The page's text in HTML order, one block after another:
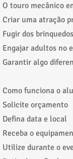
O touro mecânico
Criar uma atração
Fugir dos
Engajar adultos no
Garantir algo
Como funciona o
Solicite orçamento
Defina data e local
Receba o
Utilize durante o